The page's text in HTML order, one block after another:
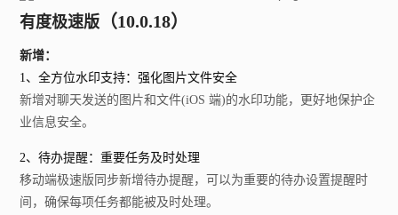
有度极速版 （10.0.18）
新增：
1、全方位水印支持：强化图片文件安全
新增对聊天发送的图片和文件(iOS 端)的水印功能，更好地保护企
业信息安全。
2、待办提醒：重要任务及时处理
移动端极速版同步新增待办提醒，可以为重要的待办设置提醒时
间，确保每项任务都能被及时处理。